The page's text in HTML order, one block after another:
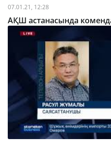
07.01.21, 12:28
АҚШ астанасында